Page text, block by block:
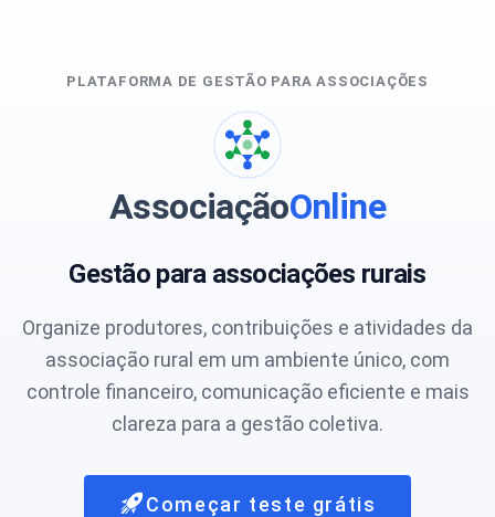
PLATAFORMA DE GESTÃO PARA ASSOCIAÇÕES
AssociaçãoOnline
Gestão para associações rurais
Organize produtores, contribuições e atividades da
associação rural em um ambiente único, com
controle financeiro, comunicação eficiente e mais
clareza para a gestão coletiva.
Começar teste grátis